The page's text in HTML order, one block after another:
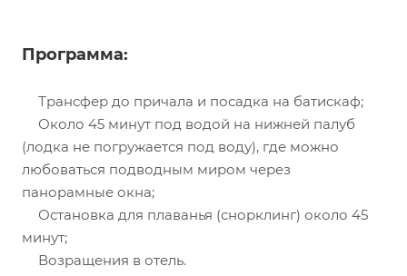
Программа:
Трансфер до причала и посадка на батискаф;
Около 45 минут под водой на нижней палуб
(лодка не погружается под воду), где можно
любоваться подводным миром через
панорамные окна;
Остановка для плаванья (снорклинг) около 45
минут;
Возращения в отель.